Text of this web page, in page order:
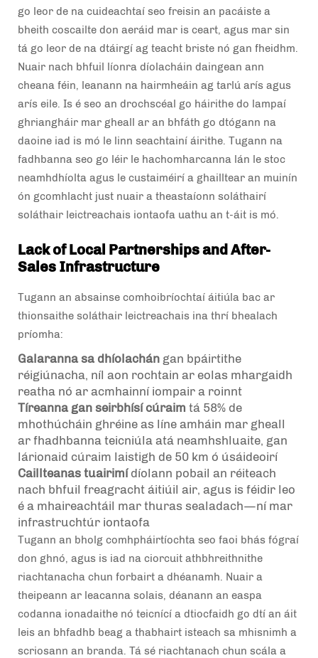
go leor de na cuideachtaí seo freisin an pacáiste a
bheith coscailte don aeráid mar is ceart, agus mar sin
tá go leor de na dtáirgí ag teacht briste nó gan fheidhm.
Nuair nach bhfuil líonra díolacháin daingean ann
cheana féin, leanann na hairmheáin ag tarlú arís agus
arís eile. Is é seo an drochscéal go háirithe do lampaí
ghriangháir mar gheall ar an bhfáth go dtógann na
daoine iad is mó le linn seachtainí áirithe. Tugann na
fadhbanna seo go léir le hachomharcanna lán le stoc
neamhdhíolta agus le custaiméirí a ghailltear an muinín
ón gcomhlacht just nuair a theastaíonn soláthairí
soláthair leictreachais iontaofa uathu an t-áit is mó.
Lack of Local Partnerships and After-
Sales Infrastructure
Tugann an absainse comhoibríochtaí áitiúla bac ar
thionsaithe soláthair leictreachais ina thrí bhealach
príomha:
Galaranna sa dhíolachán gan bpáirtithe
réigiúnacha, níl aon rochtain ar eolas mhargaidh
reatha nó ar acmhainní iompair a roinnt
Tíreanna gan seirbhísí cúraim tá 58% de
mhothúcháin ghréine as líne amháin mar gheall
ar fhadhbanna teicniúla atá neamhshluaite, gan
lárionaid cúraim laistigh de 50 km ó úsáideoirí
Caillteanas tuairimídíolann pobail an réiteach
nach bhfuil freagracht áitiúil air, agus is féidir leo
é a mhaireachtáil mar thuras sealadach—ní mar
infrastruchtúr iontaofa
Tugann an bholg comhpháirtíochta seo faoi bhás fógraí
don ghnó, agus is iad na ciorcuit athbhreithnithe
riachtanacha chun forbairt a dhéanamh. Nuair a
theipeann ar leacanna solais, déanann an easpa
codanna ionadaithe nó teicnící a dtiocfaidh go dtí an áit
leis an bhfadhb beag a thabhairt isteach sa mhisnimh a
scriosann an branda. Tá sé riachtanach chun scála a